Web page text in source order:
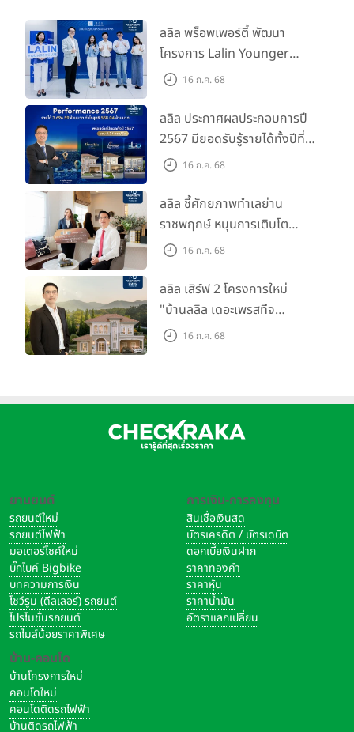
ลลิล พร็อพเพอร์ตี้ พัฒนา
โครงการ Lalin Younger
Club ส่งเสริมผู้นำรุ่นใหม่
16 ก.ค. 68
ลลิล ประกาศผลประกอบการปี
2567 มียอดรับรู้รายได้ทั้งปีที่
3,696.59 ล้านบาท กำไรสุทธิ
ปันผลทั้งปี 2567 รวม 0.34
บาท/หุ้น
16 ก.ค. 68
ลลิล ชี้ศักยภาพทำเลย่าน
ราชพฤกษ์ หนุนการเติบโต
ตลาดที่อยู่อาศัย พร้อมเปิดตัว
ราชพฤกษ์-345" มูลค่า 600
ลบ.
16 ก.ค. 68
ลลิล เสิร์ฟ 2 โครงการใหม่
"บ้านลลิล เดอะเพรสทีจ
ราชบุรี" และ "ไลโอ ราชบุรี"
16 ก.ค. 68
ยานยนต์
รถยนต์ใหม่
รถยนต์ไฟฟ้า
มอเตอร์ไซค์ใหม่
บิ๊กไบค์ Bigbike
บทความการเงิน
โชว์รูม (ดีลเลอร์) รถยนต์
โปรโมชั่นรถยนต์
รถไมล์น้อยราคาพิเศษ
บ้าน-คอนโด
บ้านโครงการใหม่
คอนโดใหม่
คอนโดติดรถไฟฟ้า
บ้านติดรถไฟฟ้า
การเงิน-การลงทุน
สินเชื่อเงินสด
บัตรเครดิต / บัตรเดบิต
ดอกเบี้ยเงินฝาก
ราคาทองคำ
ราคาหุ้น
ราคาน้ำมัน
อัตราแลกเปลี่ยน